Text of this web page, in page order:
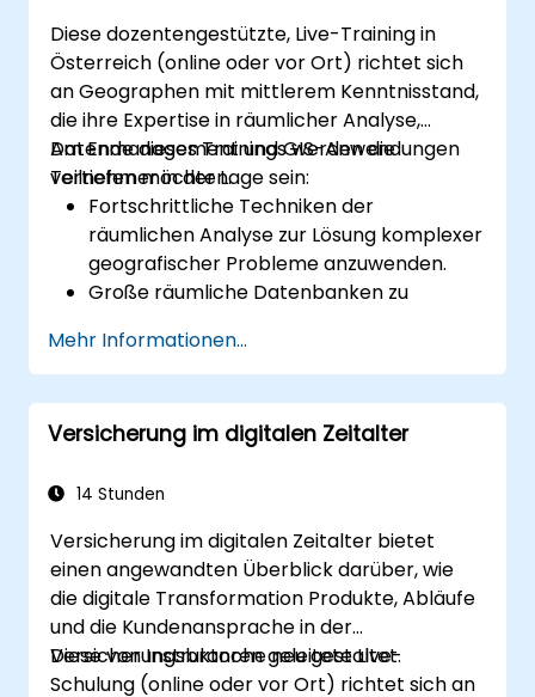
Diese dozentengestützte, Live-Training in
Österreich (online oder vor Ort) richtet sich
an Geographen mit mittlerem Kenntnisstand,
die ihre Expertise in räumlicher Analyse,
Datenmanagement und GIS-Anwendungen
vertiefen möchten.
Am Ende dieses Trainings werden die
Teilnehmer in der Lage sein:
Fortschrittliche Techniken der
räumlichen Analyse zur Lösung komplexer
geografischer Probleme anzuwenden.
Große räumliche Datenbanken zu
Daten durchzuführen.
Dynamische und interaktive Karten sowie
Visualisierungen für verschiedene
Anwendungen zu erstellen.
einzusetzen, um GIS-Arbeitsabläufe zu
Mehr Informationen...
Versicherung im digitalen Zeitalter
14 Stunden
Versicherung im digitalen Zeitalter bietet
einen angewandten Überblick darüber, wie
die digitale Transformation Produkte, Abläufe
und die Kundenansprache in der
Versicherungsbranche neu gestaltet.
Diese von Instruktoren geleitete Live-
Schulung (online oder vor Ort) richtet sich an